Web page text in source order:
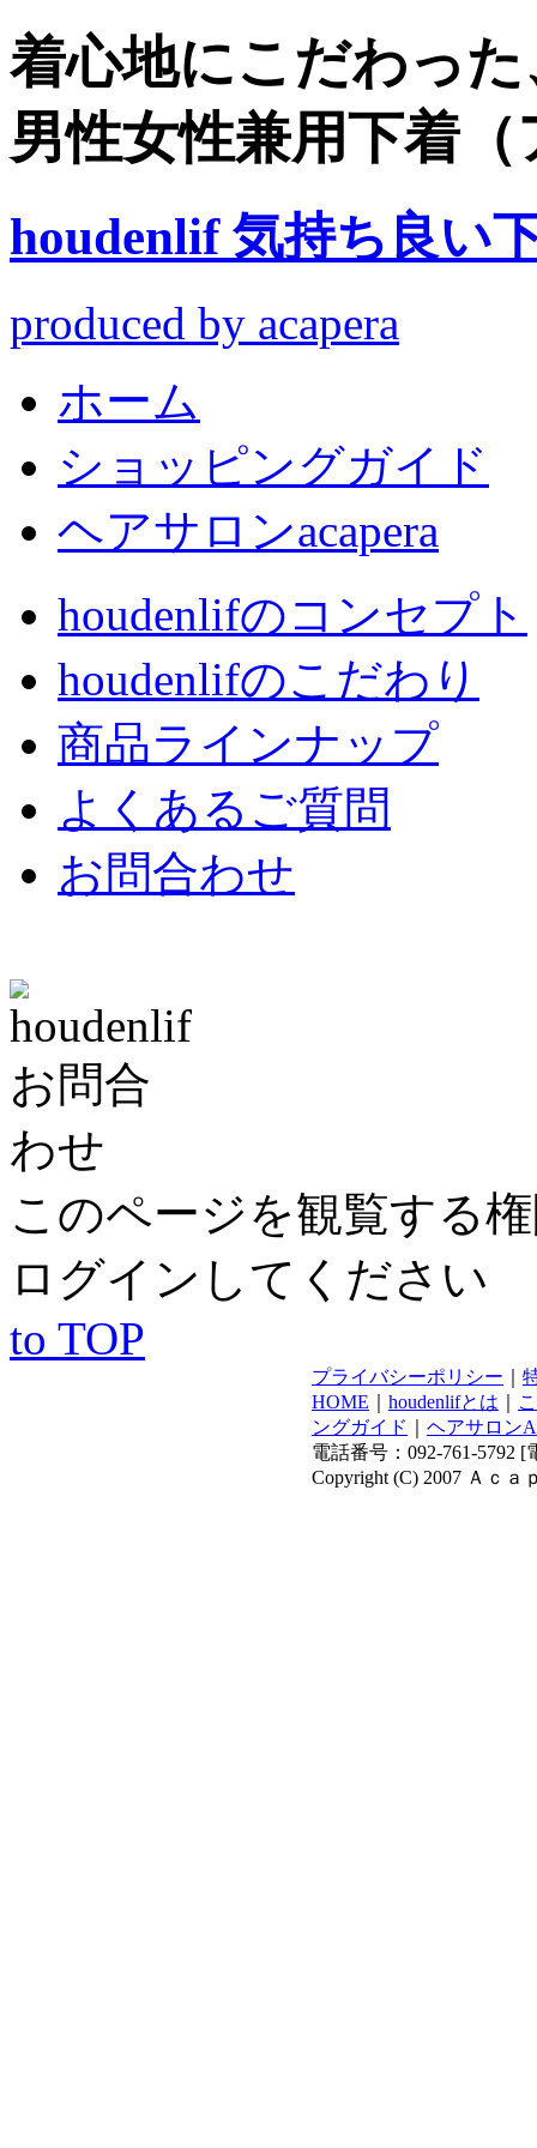
着心地にこだわっ
男性女性兼用下着
houdenlif 気持ち良い
produced by acapera
ホーム
ショッピングガイド
ヘアサロンacapera
houdenlifのコンセプト
houdenlifのこだわり
商品ラインナップ
よくあるご質問
お問合わせ
このページを観覧する
ログインしてください
to TOP
プライバシーポリシー
HOME
houdenlifとは
ングガイド
ヘアサロン
電話番号：092-761-5792
Copyright (C) 2007 Ａｃａ